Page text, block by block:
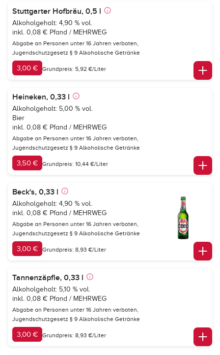
Stuttgarter Hofbräu, 0,5 l
Alkoholgehalt: 4,90 % vol.
inkl. 0,08 € Pfand / MEHRWEG
Abgabe an Personen unter 16 Jahren verboten,
Jugendschutzgesetz § 9 Alkoholische Getränke
3,00 € Grundpreis: 5,92 €/Liter
Heineken, 0,33 l
Alkoholgehalt: 5,00 % vol.
Bier
inkl. 0,08 € Pfand / MEHRWEG
Abgabe an Personen unter 16 Jahren verboten,
Jugendschutzgesetz § 9 Alkoholische Getränke
3,50 € Grundpreis: 10,44 €/Liter
Beck's, 0,33 l
Alkoholgehalt: 4,90 % vol.
inkl. 0,08 € Pfand / MEHRWEG
Abgabe an Personen unter 16 Jahren verboten,
Jugendschutzgesetz § 9 Alkoholische Getränke
3,00 € Grundpreis: 8,93 €/Liter
Tannenzäpfle, 0,33 l
Alkoholgehalt: 5,10 % vol.
inkl. 0,08 € Pfand / MEHRWEG
Abgabe an Personen unter 16 Jahren verboten,
Jugendschutzgesetz § 9 Alkoholische Getränke
3,00 € Grundpreis: 8,93 €/Liter